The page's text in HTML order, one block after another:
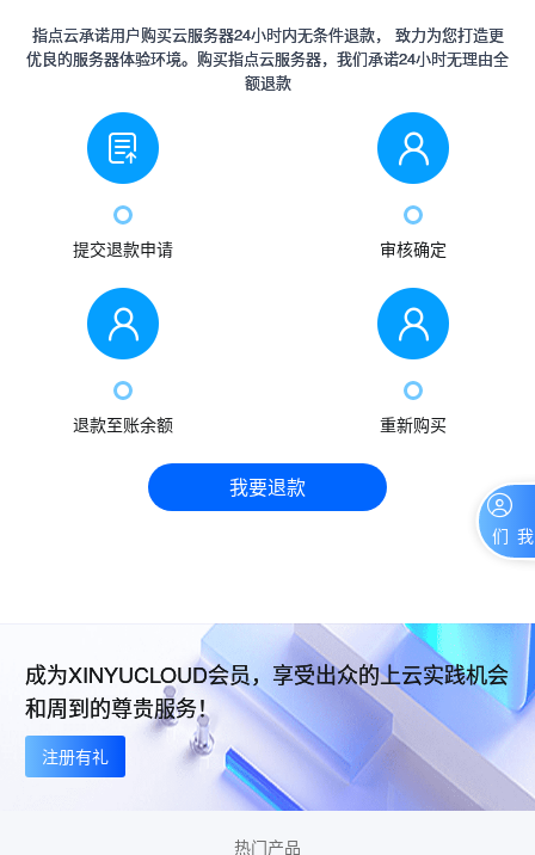
指点云承诺用户购买云服务器24小时内无条件退款， 致力为您打造更
优良的服务器体验环境。购买指点云服务器，我们承诺24小时无理由全
额退款
提交退款申请 审核确定
退款至账余额 重新购买
我要退款
成为XINYUCLOUD会员，享受出众的上云实践机会
和周到的尊贵服务！
注册有礼
热门产品
联系我们